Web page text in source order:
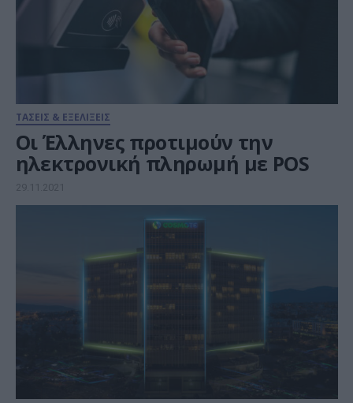
ΤΑΣΕΙΣ & ΕΞΕΛΙΞΕΙΣ
Οι Έλληνες προτιμούν την
ηλεκτρονική πληρωμή με POS
29.11.2021